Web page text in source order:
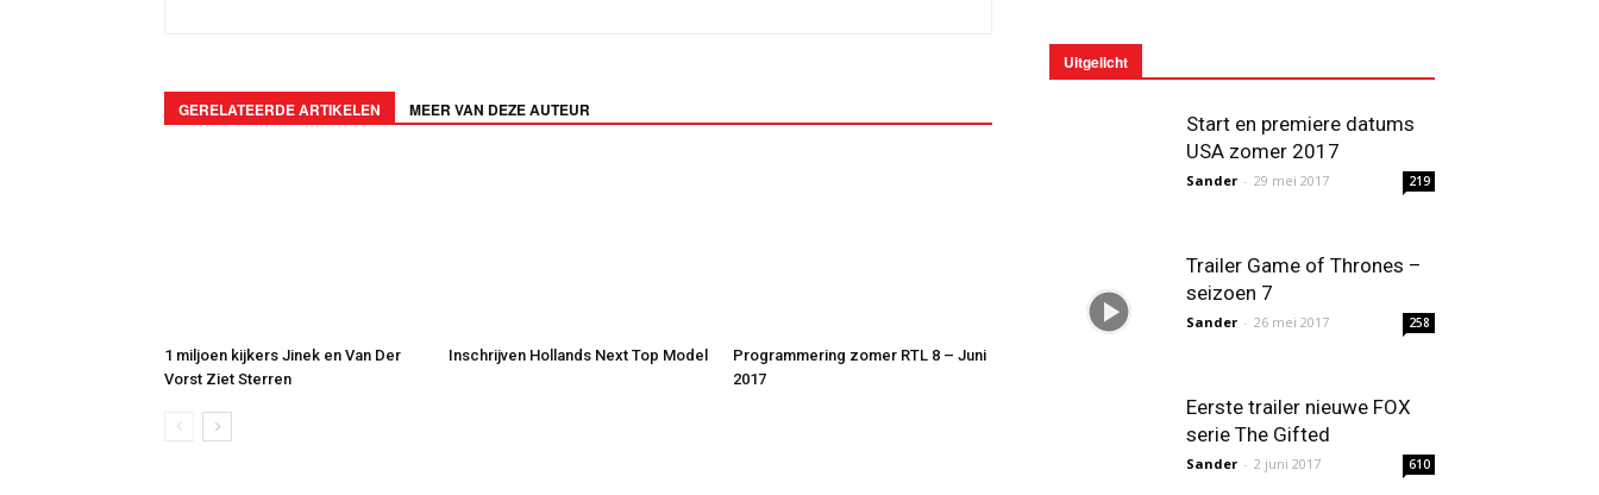
GERELATEERDE ARTIKELEN MEER VAN DEZE AUTEUR
1 miljoen kijkers Jinek en Van Der
Vorst Ziet Sterren
Inschrijven Hollands Next Top Model
Programmering zomer RTL 8 – Juni
2017
Uitgelicht
Start en premiere datums
USA zomer 2017
Sander - 29 mei 2017 219
Trailer Game of Thrones –
seizoen 7
Sander - 26 mei 2017 258
Eerste trailer nieuwe FOX
serie The Gifted
Sander - 2 juni 2017 610